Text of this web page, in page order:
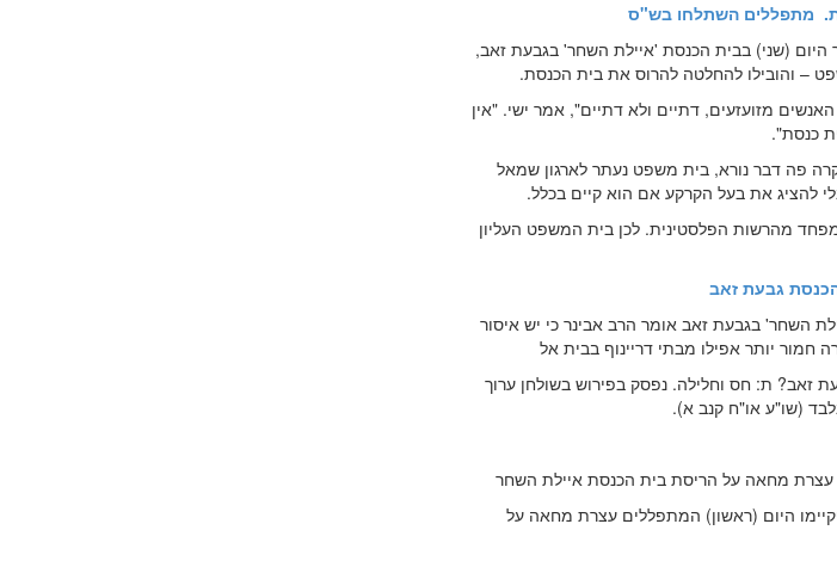
מתפללים השתלחו בש"ס
היום (שני) בבית הכנסת 'איילת השחר' בגבעת זאב,
– והובילו להחלטה להרוס את בית הכנסת.
מזועזעים, דתיים ולא דתיים", אמר ישי. "אין
כנסת".
פה דבר נורא, בית משפט נעתר לארגון שמאל
להציג את בעל הקרקע אם הוא קיים בכלל.
מהרשות הפלסטינית. לכן בית המשפט העליון
גבעת זאב
השחר' בגבעת זאב אומר הרב אבינר כי יש איסור
יותר אפילו מבתי דריינוף בבית אל
זאב? ת: חס וחלילה. נפסק בפירוש בשולחן ערוך
(שו"ע או"ח קנב א).
מחאה על הריסת בית הכנסת איילת השחר
היום (ראשון) המתפללים עצרת מחאה על